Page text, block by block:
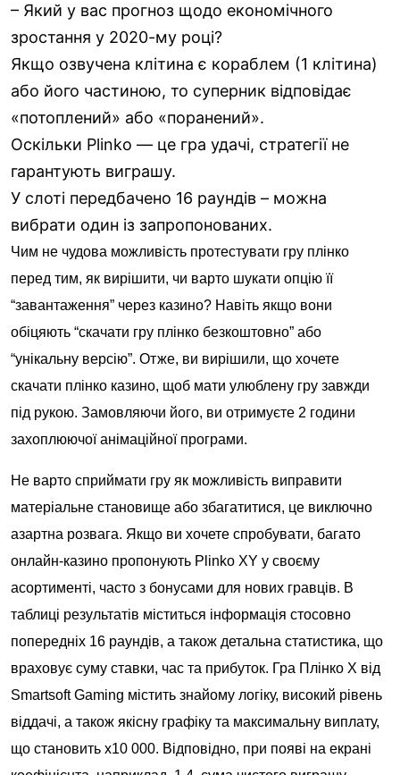
– Який у вас прогноз щодо економічного
зростання у 2020-му році?
Якщо озвучена клітина є кораблем (1 клітина)
або його частиною, то суперник відповідає
«потоплений» або «поранений».
Оскільки Plinko — це гра удачі, стратегії не
гарантують виграшу.
У слоті передбачено 16 раундів – можна
вибрати один із запропонованих.
Чим не чудова можливість протестувати гру плінко
перед тим, як вирішити, чи варто шукати опцію її
“завантаження” через казино? Навіть якщо вони
обіцяють “скачати гру плінко безкоштовно” або
“унікальну версію”. Отже, ви вирішили, що хочете
скачати плінко казино, щоб мати улюблену гру завжди
під рукою. Замовляючи його, ви отримуєте 2 години
захоплюючої анімаційної програми.
Не варто сприймати гру як можливість виправити
матеріальне становище або збагатитися, це виключно
азартна розвага. Якщо ви хочете спробувати, багато
онлайн-казино пропонують Plinko XY у своєму
асортименті, часто з бонусами для нових гравців. В
таблиці результатів міститься інформація стосовно
попередніх 16 раундів, а також детальна статистика, що
враховує суму ставки, час та прибуток. Гра Плінко X від
Smartsoft Gaming містить знайому логіку, високий рівень
віддачі, а також якісну графіку та максимальну виплату,
що становить х10 000. Відповідно, при появі на екрані